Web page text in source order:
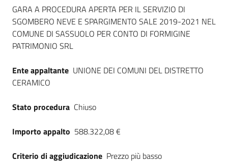
Dati del bando
GARA A PROCEDURA APERTA PER IL SERVIZIO DI
SGOMBERO NEVE E SPARGIMENTO SALE 2019-2021 NEL
COMUNE DI SASSUOLO PER CONTO DI FORMIGINE
PATRIMONIO SRL
Ente appaltante UNIONE DEI COMUNI DEL DISTRETTO
CERAMICO
Stato procedura Chiuso
Importo appalto 588.322,08 €
Criterio di aggiudicazione Prezzo più basso